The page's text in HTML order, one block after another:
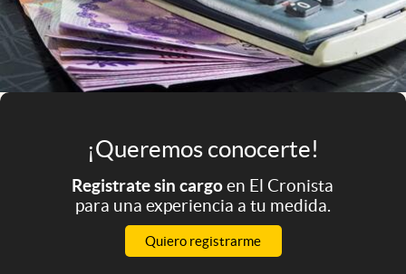
Mediakit
abre en nueva pestaña
Argentina
¡Queremos conocerte!
Registrate sin cargoen El Cronista
para una experiencia a tu medida.
Quiero registrarme